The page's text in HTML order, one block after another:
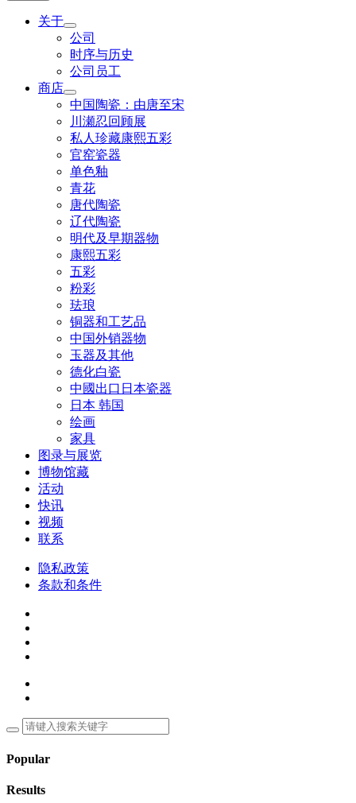
关于
公司
时序与历史
公司员工
商店
中国陶瓷：由唐至宋
川瀬忍回顾展
私人珍藏康熙五彩
官窑瓷器
单色釉
青花
唐代陶瓷
辽代陶瓷
明代及早期器物
康熙五彩
五彩
粉彩
珐琅
铜器和工艺品
中国外销器物
玉器及其他
德化白瓷
中國出口日本瓷器
日本 韩国
绘画
家具
图录与展览
博物馆藏
活动
快讯
视频
联系
隐私政策
条款和条件
Popular
Results